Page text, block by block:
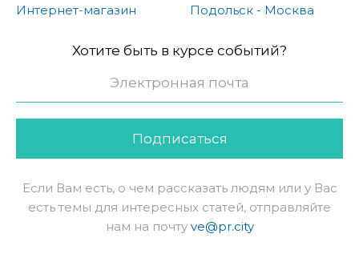
Интернет-магазин
Подольск - Москва
Хотите быть в курсе событий?
Подписаться
Если Вам есть, о чем рассказать людям или у Вас
есть темы для интересных статей, отправляйте
нам на почту ve@pr.city